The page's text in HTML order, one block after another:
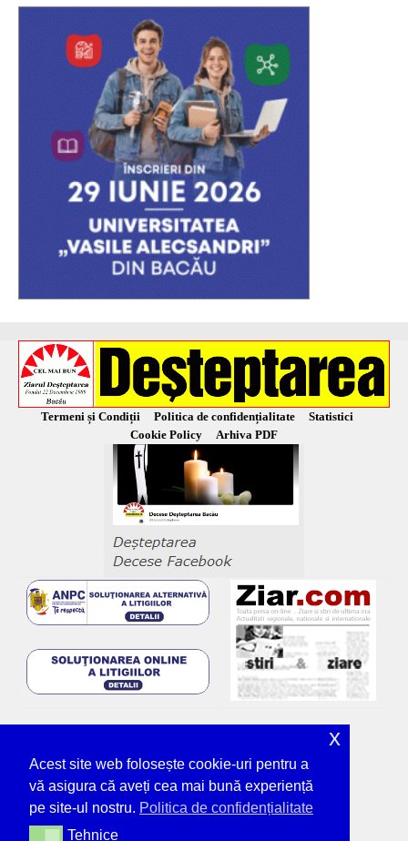
Termeni și Condiții Politica de confidențialitate
Statistici
Cookie Policy
Arhiva PDF
Acest site web folosește cookie-uri pentru a
vă asigura că aveți cea mai bună experiență
pe site-ul nostru. Politica de confidențialitate
TehniceTehnice
x